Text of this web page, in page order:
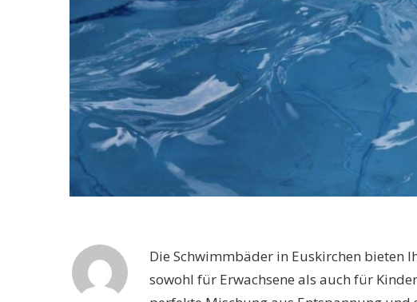
Die Schwimmbäder in Euskirchen bieten
sowohl für Erwachsene als auch für